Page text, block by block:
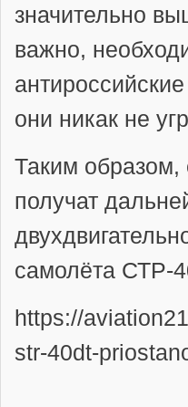
значительно
важно,
они никак не
Таким
получат
самолёта СТР-
https://
str-40dt-